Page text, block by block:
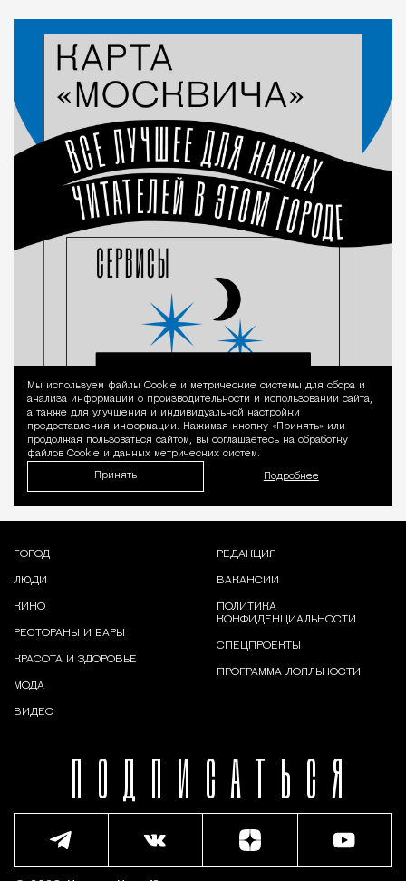
Уведомление
Мы используем файлы Сookie и метрические системы для сбора и
анализа информации о производительности и использовании сайта,
а также для улучшения и индивидуальной настройки
предоставления информации. Нажимая кнопку «Принять» или
продолжая пользоваться сайтом, вы соглашаетесь на обработку
файлов Cookie и данных метрических систем.
Принять Подробнее
ПОДПИСАТЬСЯ
ГОРОД
ЛЮДИ
КИНО
РЕСТОРАНЫ И БАРЫ
КРАСОТА И ЗДОРОВЬЕ
МОДА
ВИДЕО
РЕДАКЦИЯ
ВАКАНСИИ
ПОЛИТИКА
КОНФИДЕНЦИАЛЬНОСТИ
СПЕЦПРОЕКТЫ
ПРОГРАММА ЛОЯЛЬНОСТИ